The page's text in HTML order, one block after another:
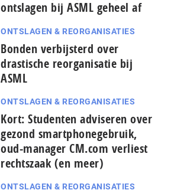
ontslagen bij ASML geheel af
ONTSLAGEN & REORGANISATIES
Bonden verbijsterd over
drastische reorganisatie bij
ASML
ONTSLAGEN & REORGANISATIES
Kort: Studenten adviseren over
gezond smartphonegebruik,
oud-manager CM.com verliest
rechtszaak (en meer)
ONTSLAGEN & REORGANISATIES